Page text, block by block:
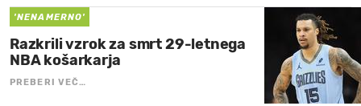
'NENAMERNO'
Razkrili vzrok za smrt 29-letnega
NBA košarkarja
PREBERI VEČ…